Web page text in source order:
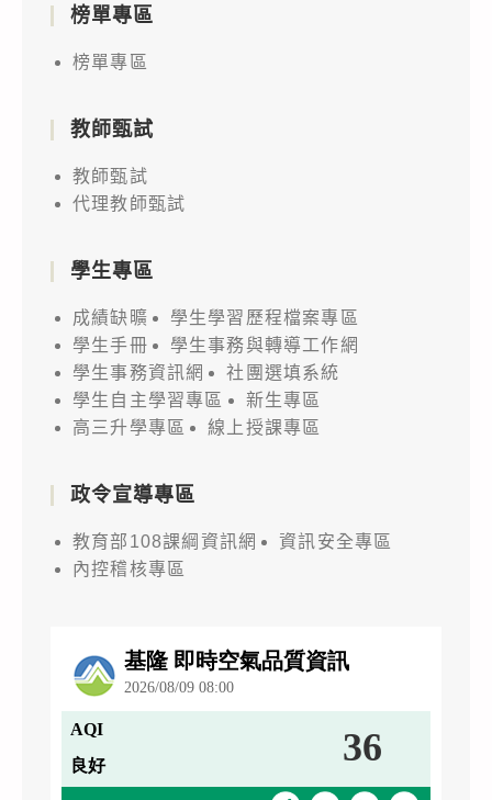
榜單專區
榜單專區
教師甄試
教師甄試
代理教師甄試
學生專區
成績缺曠
學生學習歷程檔案專區
學生手冊
學生事務與轉導工作網
學生事務資訊網
社團選填系統
學生自主學習專區
新生專區
高三升學專區
線上授課專區
政令宣導專區
教育部108課綱資訊網
資訊安全專區
內控稽核專區